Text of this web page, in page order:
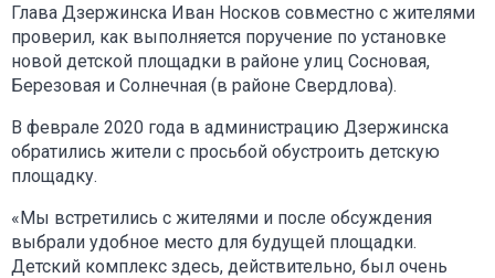
Глава Дзержинска Иван Носков совместно с жителями
проверил, как выполняется поручение по установке
новой детской площадки в районе улиц Сосновая,
Березовая и Солнечная (в районе Свердлова).
В феврале 2020 года в администрацию Дзержинска
обратились жители с просьбой обустроить детскую
площадку.
«Мы встретились с жителями и после обсуждения
выбрали удобное место для будущей площадки.
Детский комплекс здесь, действительно, был очень